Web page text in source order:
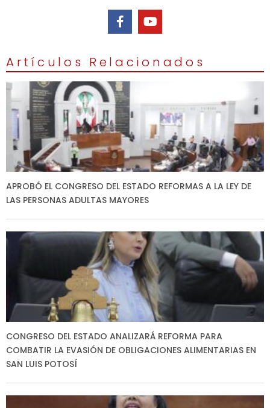
Artículos Relacionados
APROBÓ EL CONGRESO DEL ESTADO REFORMAS A LA LEY DE
LAS PERSONAS ADULTAS MAYORES
CONGRESO DEL ESTADO ANALIZARÁ REFORMA PARA
COMBATIR LA EVASIÓN DE OBLIGACIONES ALIMENTARIAS EN
SAN LUIS POTOSÍ